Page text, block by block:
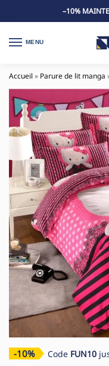
–10%
MENU
Accueil » Parure de lit manga
-10% Code FUN10